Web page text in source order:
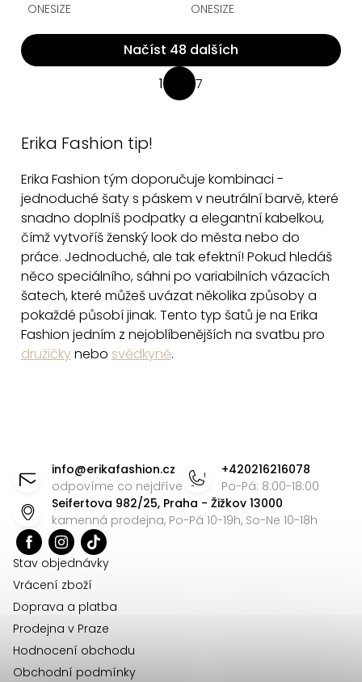
ONESIZE ONESIZE
O
v
a
c
í
p
r
v
k
y
Načíst 48 dalších
k
o
v
á
n
í
1 7
Erika Fashion tip!
Erika Fashion tým doporučuje kombinaci -
jednoduché šaty s páskem v neutrální barvě, které
snadno doplníš podpatky a elegantní kabelkou,
čímž vytvoříš ženský look do města nebo do
práce. Jednoduché, ale tak efektní! Pokud hledáš
něco speciálního, sáhni po variabilních vázacích
šatech, které můžeš uvázat několika způsoby a
pokaždé působí jinak. Tento typ šatů je na Erika
Fashion jedním z nejoblíbenějších na svatbu pro
družičkynebo svědkyně.
info@erikafashion.cz
odpovíme co nejdříve
+420216216078
Po-Pá: 8:00-18:00
Seifertova 982/25, Praha - Žižkov 13000
kamenná prodejna, Po-Pá 10-19h, So-Ne 10-18h
Stav objednávky
Vrácení zboží
Doprava a platba
Prodejna v Praze
Hodnocení obchodu
Obchodní podmínky